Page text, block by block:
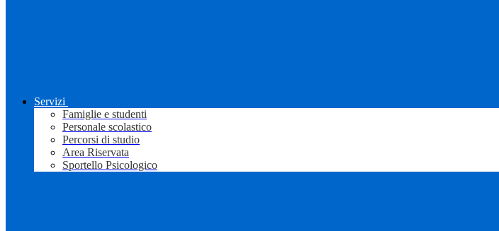
Servizi
Famiglie e studenti
Personale scolastico
Percorsi di studio
Area Riservata
Sportello Psicologico